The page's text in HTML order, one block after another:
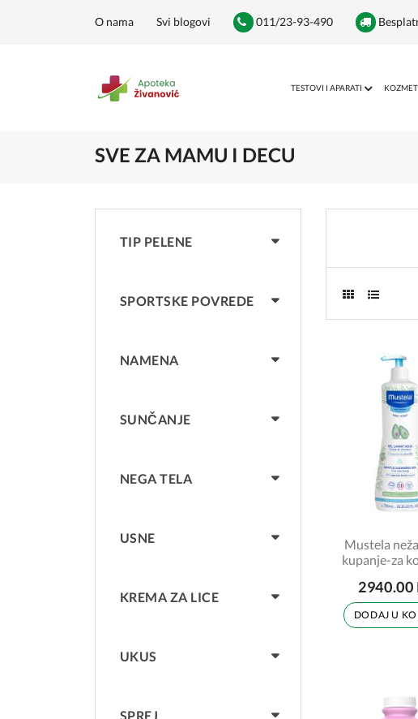
O nama Svi blogovi 011/23-93-490
TESTOVI I APARATI
SVE ZA MAMU I DECU
TIP PELENE
SPORTSKE POVREDE
NAMENA
SUNČANJE
NEGA TELA
USNE
KREMA ZA LICE
UKUS
SPREJ
Mustela
kupanje-za
2940.00
DODAJ U